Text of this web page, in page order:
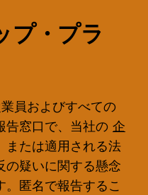
プ・プラ
員およびすべての
告窓口で、当社の 企
または適用される法
の疑いに関する懸念
。匿名で報告するこ